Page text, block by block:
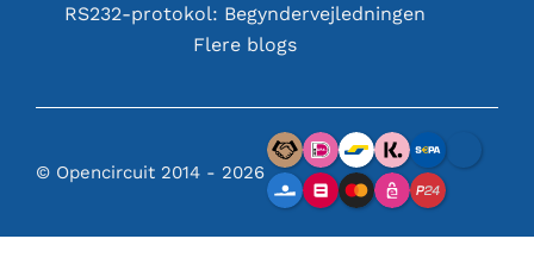
RS232-protokol: Begyndervejledningen
Flere blogs
© Opencircuit 2014 - 2026